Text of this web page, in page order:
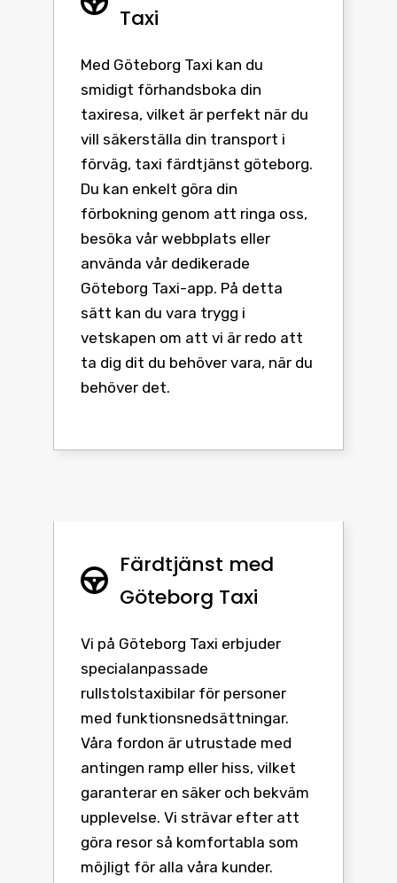
Taxi
Med Göteborg Taxi kan du
smidigt förhandsboka din
taxiresa, vilket är perfekt när du
vill säkerställa din transport i
förväg, taxi färdtjänst göteborg.
Du kan enkelt göra din
förbokning genom att ringa oss,
besöka vår webbplats eller
använda vår dedikerade
Göteborg Taxi-app. På detta
sätt kan du vara trygg i
vetskapen om att vi är redo att
ta dig dit du behöver vara, när du
behöver det.
Färdtjänst med
Göteborg Taxi
Vi på Göteborg Taxi erbjuder
specialanpassade
rullstolstaxibilar för personer
med funktionsnedsättningar.
Våra fordon är utrustade med
antingen ramp eller hiss, vilket
garanterar en säker och bekväm
upplevelse. Vi strävar efter att
göra resor så komfortabla som
möjligt för alla våra kunder.